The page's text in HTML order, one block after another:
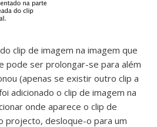
clip de imagem na imagem que
pode ser prolongar-se para além
(apenas se existir outro clip a
adicionado o clip de imagem na
onde aparece o clip de
projecto, desloque-o para um